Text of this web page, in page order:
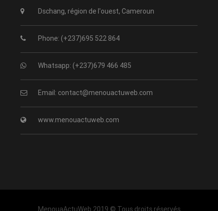
Dschang, région de l'ouest, Cameroun
Phone: (+237)695 522 864
Whatsapp: (+237)679 466 485
Email: contact@menouactuweb.com
www.menouactuweb.com
MenouaActuWeb 2019 © Tous droits réservés